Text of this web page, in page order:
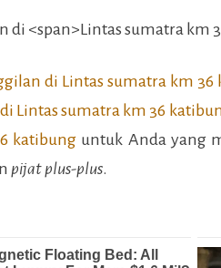
di Lintas sumatra km 36
Lintas sumatra km 36
katibung untuk Anda yang
pijat plus-plus.